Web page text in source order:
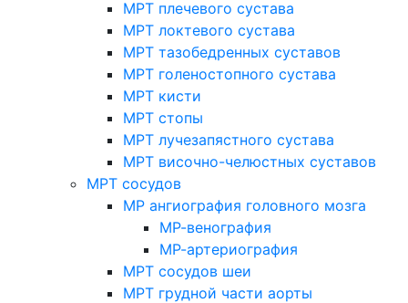
МРТ плечевого сустава
МРТ локтевого сустава
МРТ тазобедренных суставов
МРТ голеностопного сустава
МРТ кисти
МРТ стопы
МРТ лучезапястного сустава
МРТ височно-челюстных суставов
МРТ сосудов
МР ангиография головного мозга
МР-венография
МР-артериография
МРТ сосудов шеи
МРТ грудной части аорты